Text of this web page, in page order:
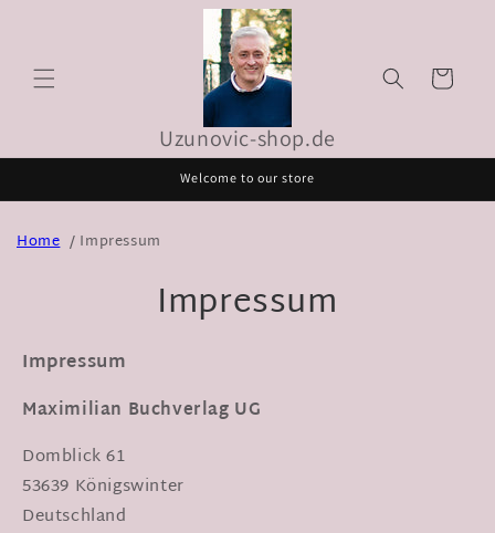
Uzunovic-shop.de
Warenkorb
Welcome to our store
Home Impressum
Impressum
Impressum
Maximilian Buchverlag UG
Domblick 61
53639 Königswinter
Deutschland